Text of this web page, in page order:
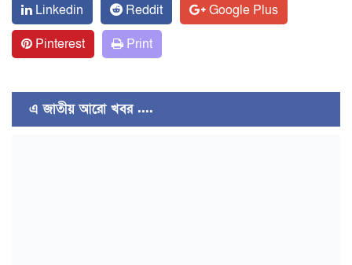
Linkedin
Reddit
Google Plus
Pinterest
Print
এ জাতীয় আরো খবর ....